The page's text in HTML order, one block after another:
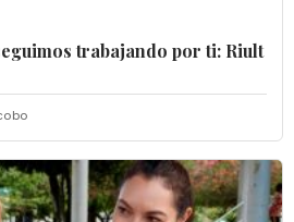
trabajando por ti: Riult